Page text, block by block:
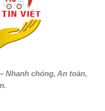
chóng, An toàn,